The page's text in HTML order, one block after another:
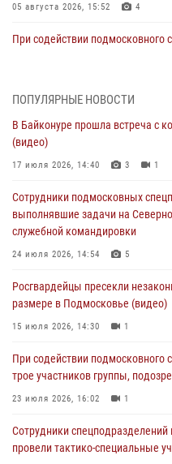
05 августа 2026, 15:52 4
При содействии подмосковного
05 августа 2026, 15:48 1
Сотрудники спецподразделения
отработали навыки огневой
04 августа 2026, 12:21
За прошедший месяц
сигналам «Тревога» с
04 августа 2026, 12:15
(видео)
03 августа 2026, 15:32 1
«семейным подрядом» в
03 августа 2026, 15:08
ПОПУЛЯРНЫЕ НОВОСТИ
В Байконуре прошла встреча с
(видео)
17 июля 2026, 14:40 3 1
Сотрудники подмосковных
выполнявшие задачи на
служебной командировки
24 июля 2026, 14:54 5
Росгвардейцы пресекли
размере в Подмосковье (видео)
15 июля 2026, 14:30 1
При содействии подмосковного
трое участников группы,
23 июля 2026, 16:02 1
Сотрудники
провели тактико-специальные